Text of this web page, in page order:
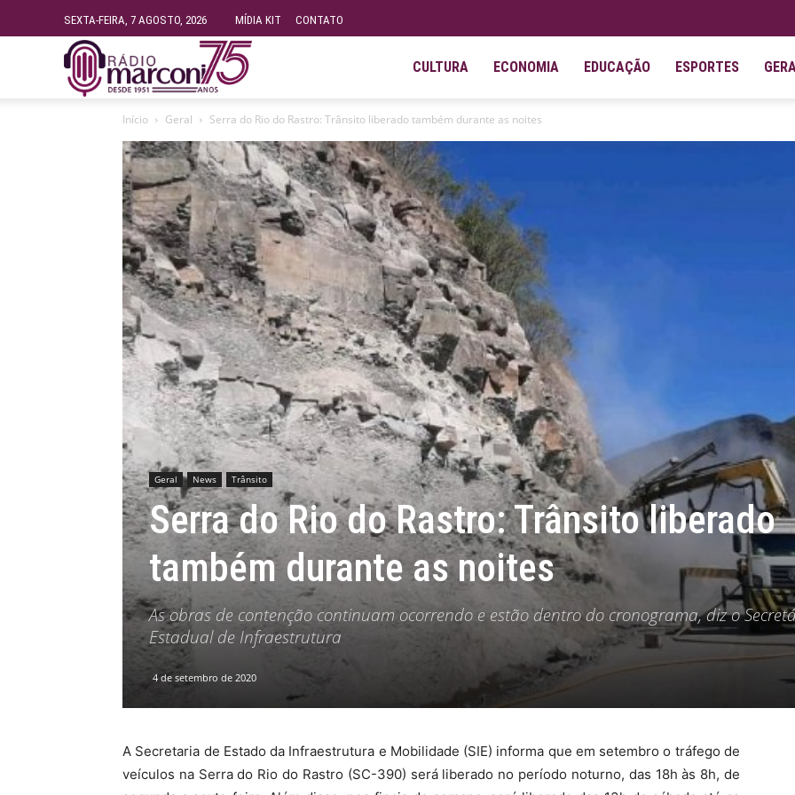
SEXTA-FEIRA, 7 AGOSTO, 2026 MÍDIA KIT CONTATO
Fundação
Marconi
–
FM
99.9
MHZ
CULTURA ECONOMIA EDUCAÇÃO ESPORTES
Início Geral Serra do Rio do Rastro: Trânsito liberado também durante as noites
Geral News Trânsito
Serra do Rio do Rastro: Trânsito liberado
também durante as noites
As obras de contenção continuam ocorrendo e estão dentro do cronograma, diz o
Estadual de Infraestrutura
4 de setembro de 2020
A Secretaria de Estado da Infraestrutura e Mobilidade (SIE) informa que em setembro o tráfego de
veículos na Serra do Rio do Rastro (SC-390) será liberado no período noturno, das 18h às 8h, de